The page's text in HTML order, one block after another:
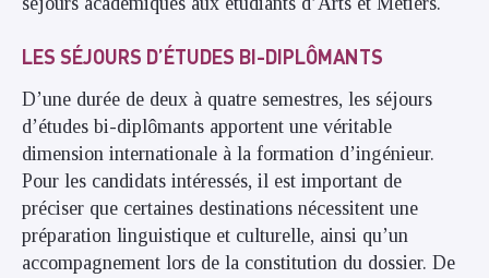
LES SÉJOURS D’ÉTUDES BI-DIPLÔMANTS
D’une durée de deux à quatre semestres, les séjours
d’études bi-diplômants apportent une véritable
dimension internationale à la formation d’ingénieur.
Pour les candidats intéressés, il est important de
préciser que certaines destinations nécessitent une
préparation linguistique et culturelle, ainsi qu’un
accompagnement lors de la constitution du dossier. De